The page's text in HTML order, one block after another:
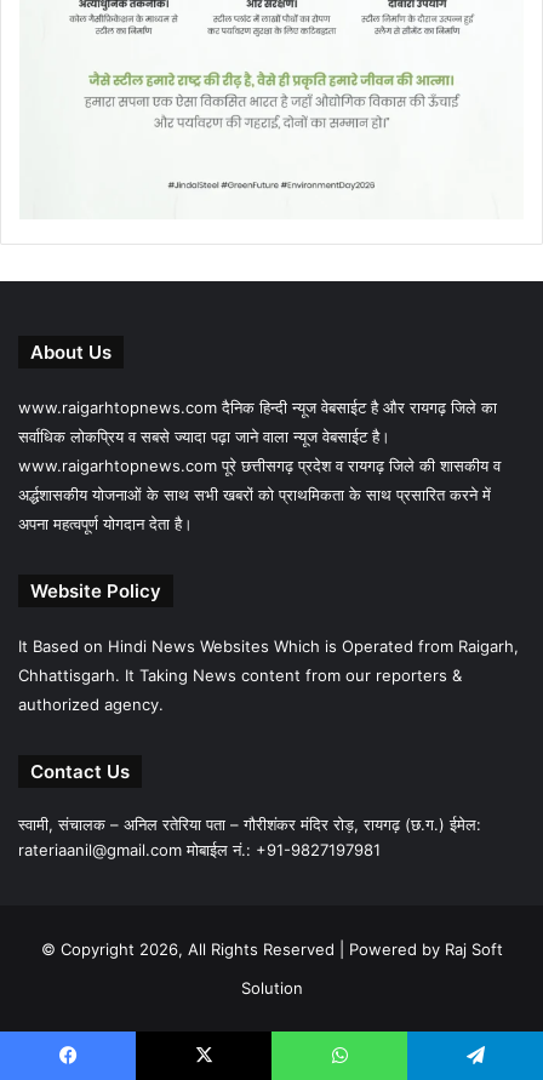
About Us
www.raigarhtopnews.com दैनिक हिन्दी न्यूज वेबसाईट है और रायगढ़ जिले का
सर्वाधिक लोकप्रिय व सबसे ज्यादा पढ़ा जाने वाला न्यूज वेबसाईट है।
www.raigarhtopnews.com पूरे छत्तीसगढ़ प्रदेश व रायगढ़ जिले की शासकीय व
अर्द्धशासकीय योजनाओं के साथ सभी खबरों को प्राथमिकता के साथ प्रसारित करने में
अपना महत्वपूर्ण योगदान देता है।
Website Policy
It Based on Hindi News Websites Which is Operated from Raigarh,
Chhattisgarh. It Taking News content from our reporters &
authorized agency.
Contact Us
स्वामी, संचालक – अनिल रतेरिया पता – गौरीशंकर मंदिर रोड़, रायगढ़ (छ.ग.) ईमेल:
rateriaanil@gmail.comमोबाईल नं.: +91-9827197981
© Copyright 2026, All Rights Reserved | Powered by Raj Soft
Solution